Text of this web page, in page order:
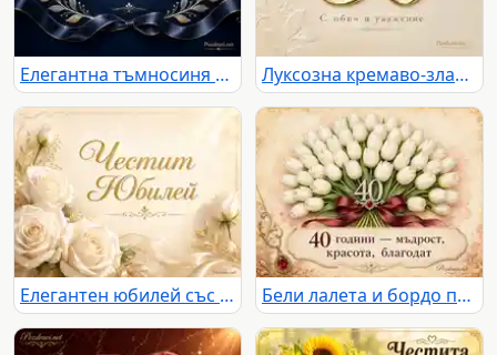
Елегантна тъмносиня юбилейна картичка с лавров венец и сатенена лента Луксозна кремаво-златна картичка за 50-годишен юбилей
Елегантен юбилей със златен надпис и бели рози Бели лалета и бордо панделка за елегантен юбилей 40 години